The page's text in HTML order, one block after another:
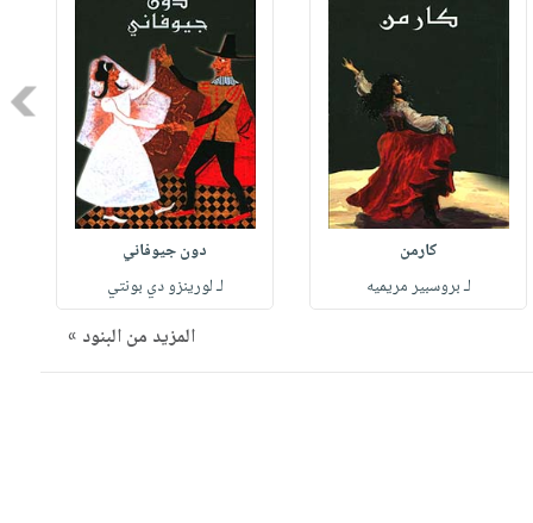
كارمن
لـ بروسبير مريميه
دون جيوفاني
لـ لورينزو دي بونتي
المزيد من البنود »